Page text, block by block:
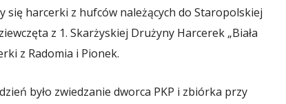
się harcerki z hufców należących do Staropolskiej
z 1. Skarżyskiej Drużyny Harcerek „Biała
z Radomia i Pionek.
było zwiedzanie dworca PKP i zbiórka przy